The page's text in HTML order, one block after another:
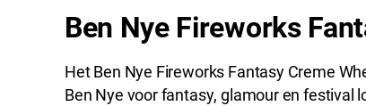
Ben Nye Fireworks
Het Ben Nye Fireworks Fantasy Creme
Ben Nye voor fantasy, glamour en festival